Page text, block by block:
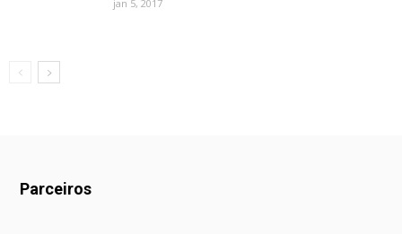
jan 5, 2017
Parceiros